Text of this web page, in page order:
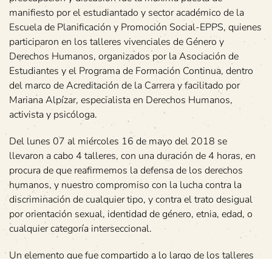
manifiesto por el estudiantado y sector académico de la
Escuela de Planificación y Promoción Social-EPPS, quienes
participaron en los talleres vivenciales de Género y
Derechos Humanos, organizados por la Asociación de
Estudiantes y el Programa de Formación Continua, dentro
del marco de Acreditación de la Carrera y facilitado por
Mariana Alpízar, especialista en Derechos Humanos,
activista y psicóloga.
Del lunes 07 al miércoles 16 de mayo del 2018 se
llevaron a cabo 4 talleres, con una duración de 4 horas, en
procura de que reafirmemos la defensa de los derechos
humanos, y nuestro compromiso con la lucha contra la
discriminación de cualquier tipo, y contra el trato desigual
por orientación sexual, identidad de género, etnia, edad, o
cualquier categoría interseccional.
Un elemento que fue compartido a lo largo de los talleres